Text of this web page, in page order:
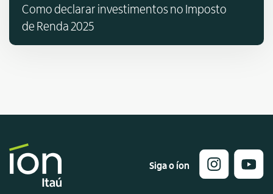
Como declarar investimentos no Imposto
de Renda 2025
Siga o íon